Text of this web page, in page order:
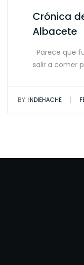
Crónica
Albacete
Parece que
salir a comer
BY: INDIEHACHE |